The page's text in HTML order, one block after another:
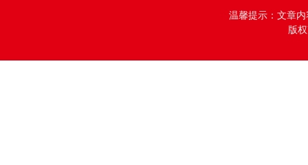
温馨提示：文章
版